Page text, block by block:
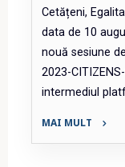
Cetățeni,
data de 10
nouă sesiune
2023-
intermediul
MAI MULT
"Sesiune